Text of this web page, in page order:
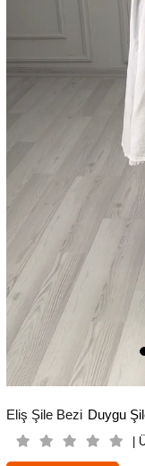
Eliş Şile Bezi Duygu
|